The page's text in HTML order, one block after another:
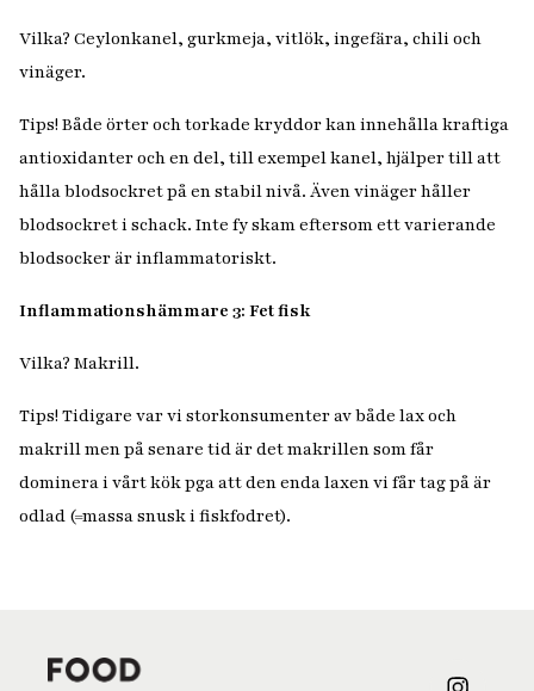
Vilka? Ceylonkanel, gurkmeja, vitlök, ingefära, chili och
vinäger.
Tips! Både örter och torkade kryddor kan innehålla kraftiga
antioxidanter och en del, till exempel kanel, hjälper till att
hålla blodsockret på en stabil nivå. Även vinäger håller
blodsockret i schack. Inte fy skam eftersom ett varierande
blodsocker är inflammatoriskt.
Inflammationshämmare 3: Fet fisk
Vilka? Makrill.
Tips! Tidigare var vi storkonsumenter av både lax och
makrill men på senare tid är det makrillen som får
dominera i vårt kök pga att den enda laxen vi får tag på är
odlad (=massa snusk i fiskfodret).